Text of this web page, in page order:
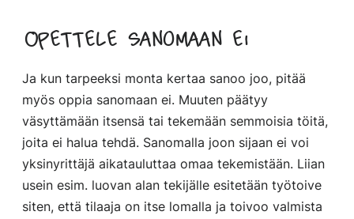
Opettele sanomaan ei
Ja kun tarpeeksi monta kertaa sanoo joo, pitää
myös oppia sanomaan ei. Muuten päätyy
väsyttämään itsensä tai tekemään semmoisia töitä,
joita ei halua tehdä. Sanomalla joon sijaan ei voi
yksinyrittäjä aikatauluttaa omaa tekemistään. Liian
usein esim. luovan alan tekijälle esitetään työtoive
siten, että tilaaja on itse lomalla ja toivoo valmista